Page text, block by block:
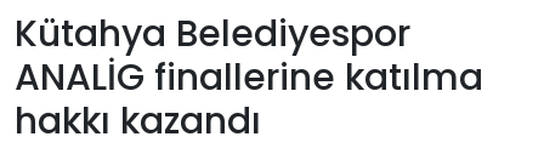
Künye
Giriş
Yap
Kütahya Belediyespor
ANALİG finallerine katılma
hakkı kazandı